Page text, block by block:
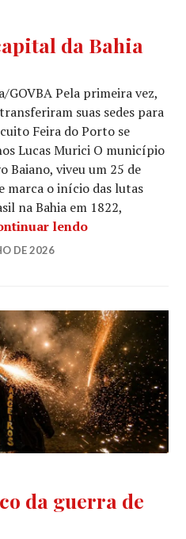
da Bahia
GOVBA Pela primeira vez,
suas sedes para
Feira do Porto se
Lucas Murici O município
Baiano, viveu um 25 de
marca o início das lutas
na Bahia em 1822,
lendoCachoeira vira
DE 2026
da guerra de